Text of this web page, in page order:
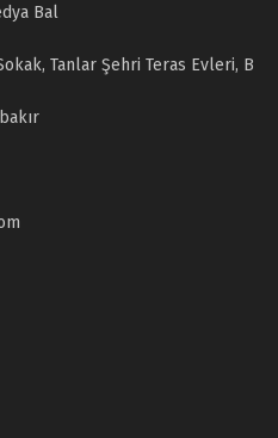
Bal
Tanlar Şehri Teras Evleri, B